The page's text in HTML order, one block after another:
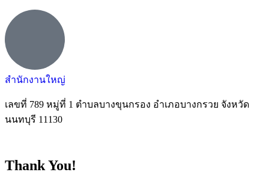
สำนักงานใหญ่
เลขที่ 789 หมู่ที่ 1 ตำบลบางขุนกรอง อำเภอบางกรวย จังหวัด
นนทบุรี 11130
Thank You!